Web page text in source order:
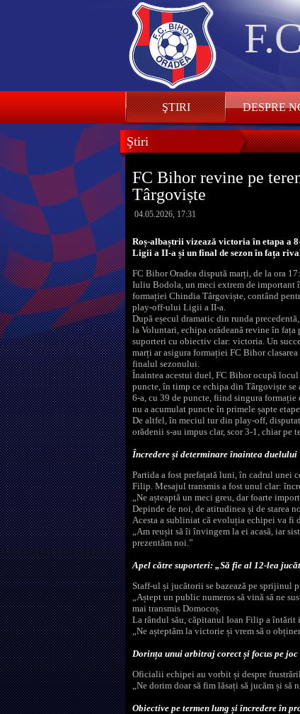
ŞTIRI DESPRE
Ştiri
FC Bihor revine pe
Târgoviște
04.05.2026, 17:31
Roș-albaștrii vizează victoria în etapa a
Ligii a II-a și un final de sezon în fața
FC Bihor Oradea dispută marți, de la ora
Iuliu Bodola, un meci extrem de important
formației Chindia Târgoviște, contând
play-off-ului Ligii a II-a.
După eșecul dramatic din runda
la Voluntari, echipa orădeană revine în
suporteri cu obiectiv clar: victoria. Un
marți ar asigura formației FC Bihor
finalul sezonului.
Înaintea acestui duel, FC Bihor ocupă locul
puncte, în timp ce echipa din Târgoviște se
6-a, cu 39 de puncte, fiind singura
nu a acumulat puncte în primele șapte
De altfel, în meciul tur din play-off,
orădenii s-au impus clar, scor 3-1, chiar
Încredere și determinare înaintea duelului
Partida a fost prefațată luni, în cadrul unei
Filip. Mesajul transmis a fost unul clar:
„Ne așteaptă un meci greu, dar foarte
Depinde de noi, de atitudinea și de starea
Acesta a subliniat că evoluția echipei va fi
„Am reușit să îi învingem la ei acasă, iar
prezentăm noi.”
Apel către suporteri: „Să fie al 12-lea
Staff-ul și jucătorii se bazează pe sprijinul
„Aștept un public numeros să vină să ne
mai transmis Domocoș.
La rândul său, căpitanul Ioan Filip a întărit
„Ne așteptăm la victorie și vrem să o
Dorința unui arbitraj corect și focus pe joc
Oficialii echipei au vorbit și despre
„Ne dorim doar să fim lăsați să jucăm și să
Obiective pe termen lung și încredere în